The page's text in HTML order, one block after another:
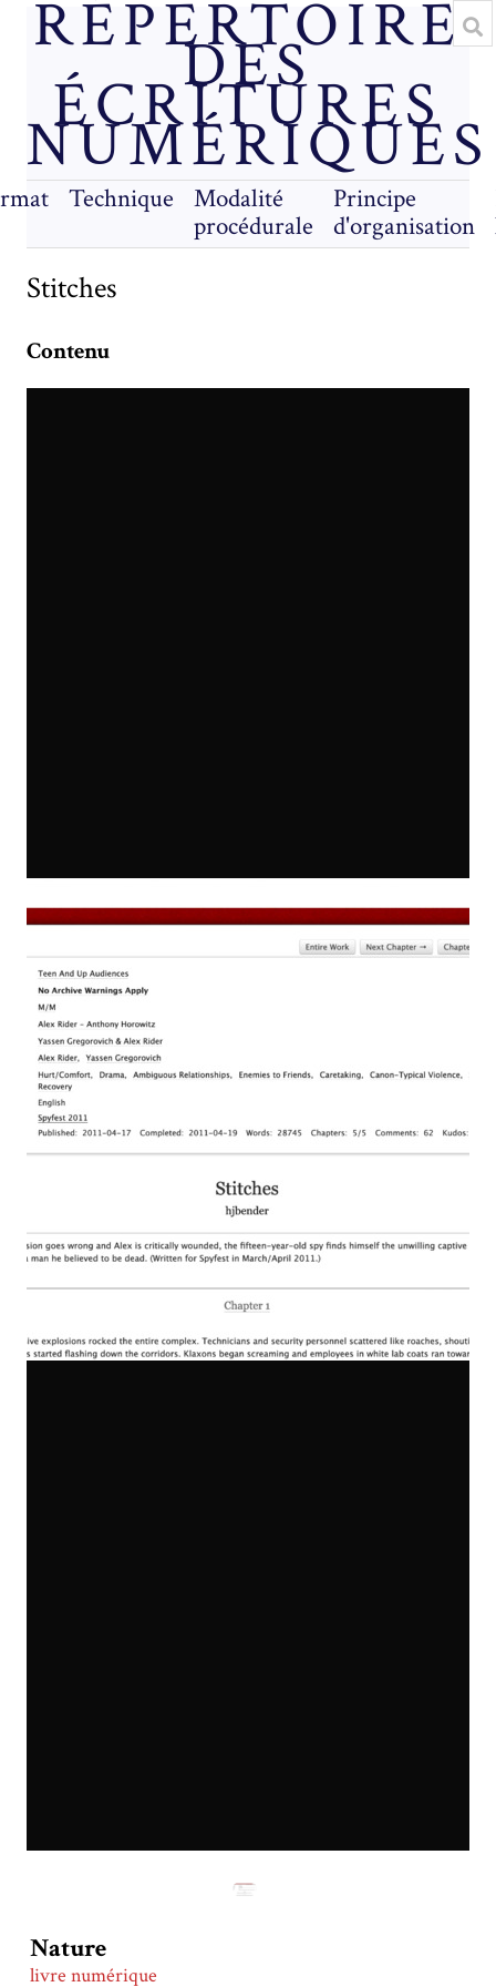
RÉPERTOIRE
DES
ÉCRITURES
NUMÉRIQUES
Technique
Modalité
procédurale
Principe
d'organisation
Stitches
Contenu
Nature
livre numérique